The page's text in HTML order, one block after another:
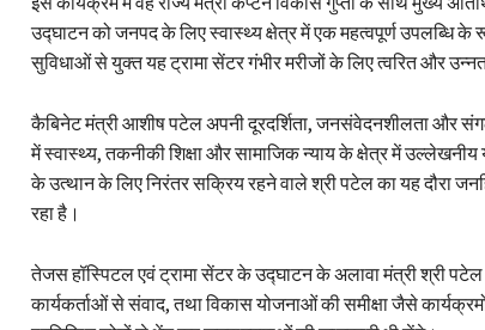
उद्घाटन को जनपद के लिए स्वास्थ्य क्षेत्र में एक महत्वपूर्ण उपलब्धि
सुविधाओं से युक्त यह ट्रामा सेंटर गंभीर मरीजों के लिए त्वरित और
कैबिनेट मंत्री आशीष पटेल अपनी दूरदर्शिता, जनसंवेदनशीलता और
में स्वास्थ्य, तकनीकी शिक्षा और सामाजिक न्याय के क्षेत्र में उल्लेखनीय
के उत्थान के लिए निरंतर सक्रिय रहने वाले श्री पटेल का यह दौरा
रहा है।
तेजस हॉस्पिटल एवं ट्रामा सेंटर के उद्घाटन के अलावा मंत्री श्री
कार्यकर्ताओं से संवाद, तथा विकास योजनाओं की समीक्षा जैसे